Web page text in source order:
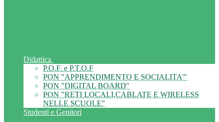
Didattica
P.O.F. e P.T.O.F
PON "APPRENDIMENTO E SOCIALITA'"
PON "DIGITAL BOARD"
PON "RETI LOCALI,CABLATE E WIRELESS
NELLE SCUOLE"
Studenti e Genitori